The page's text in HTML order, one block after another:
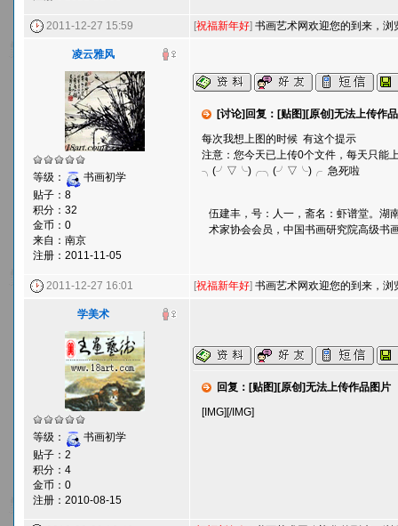
2011-12-27 15:59 [祝福新年好] 书画艺术网欢迎您的到来，浏
凌云雅风
等级：
书画初学
贴子：8
积分：32
金币：0
来自：南京
注册：2011-11-05
[讨论]回复：[贴图][原创]无法上传作
每次我想上图的时候 有这个提示
注意：您今天已上传0个文件，每天只能
╮(╯▽╰)╭╮(╯▽╰)╭ 急死啦
伍建丰，号：人一，斋名：虾谱堂。湖
术家协会会员，中国书画研究院高级书
2011-12-27 16:01 [祝福新年好] 书画艺术网欢迎您的到来，浏
学美术
等级：
书画初学
贴子：2
积分：4
金币：0
注册：2010-08-15
回复：[贴图][原创]无法上传作品图片
[IMG][/IMG]